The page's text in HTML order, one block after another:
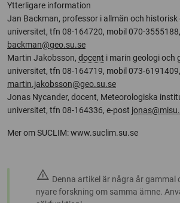
Ytterligare information
Jan Backman, professor i allmän och historisk
universitet, tfn 08-164720, mobil 070-
backman@geo.su.se
Martin Jakobsson, docent i marin geologi och
universitet, tfn 08-164719, mobil 073-
martin.jakobsson@geo.su.se
Jonas Nycander, docent, Meteorologiska
universitet, tfn 08-164336, e-post
Mer om SUCLIM: www.suclim.su.se
warning Denna artikel är några år gammal
nyare forskning om samma ämne.